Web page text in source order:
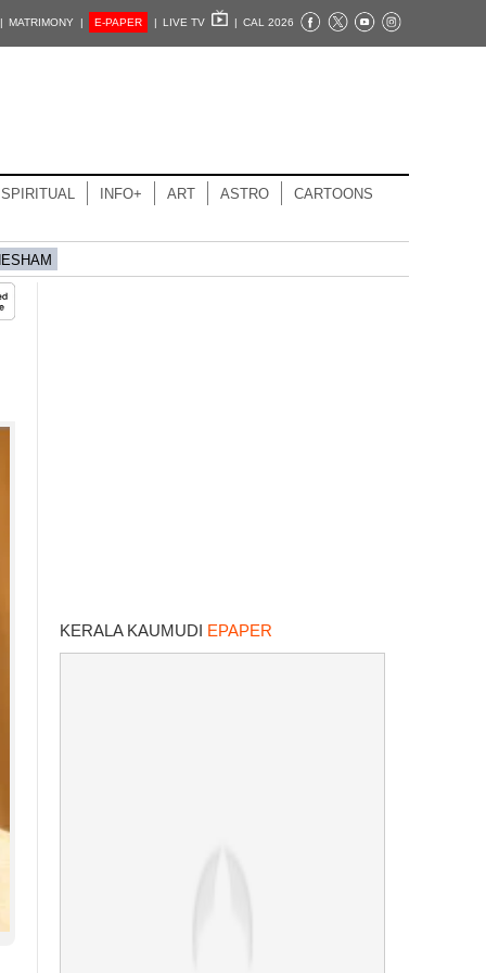
| MATRIMONY | E-PAPER | LIVE TV | CAL 2026
SPIRITUAL INFO+ ART ASTRO CARTOONS
KERALA KAUMUDI EPAPER